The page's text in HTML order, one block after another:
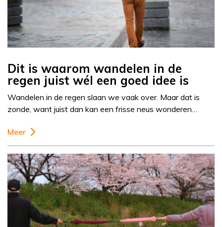
Dit is waarom wandelen in de
regen juist wél een goed idee is
Wandelen in de regen slaan we vaak over. Maar dat is
zonde, want juist dan kan een frisse neus wonderen…
Meer